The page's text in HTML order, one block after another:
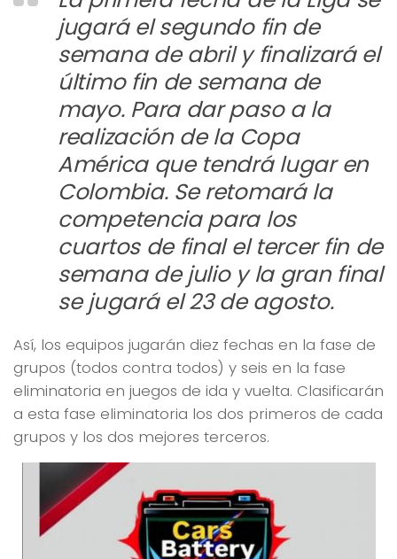
jugará el segundo fin de
semana de abril y finalizará el
último fin de semana de
mayo. Para dar paso a la
realización de la Copa
América que tendrá lugar en
Colombia. Se retomará la
competencia para los
cuartos de final el tercer fin de
semana de julio y la gran final
se jugará el 23 de agosto.
Así, los equipos jugarán diez fechas en la fase de
grupos (todos contra todos) y seis en la fase
eliminatoria en juegos de ida y vuelta. Clasificarán
a esta fase eliminatoria los dos primeros de cada
grupos y los dos mejores terceros.